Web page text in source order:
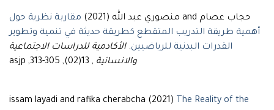
حجاب عصام and منصوري عبد الله (2021)
مقاربة نظرية حول
أهمية طريقة التدريب المتقطع كطريقة حديثة في تنمية وتطوير
القدرات البدنية للرياضيين.الأكادمية للدراسات الاجتماعية
والانسانية , 13(02), 305-313, asjp
issam layadi and rafika cherabcha (2021) The Reality of the